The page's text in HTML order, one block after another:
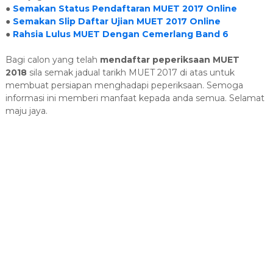
● Semakan Status Pendaftaran MUET 2017 Online
● Semakan Slip Daftar Ujian MUET 2017 Online
● Rahsia Lulus MUET Dengan Cemerlang Band 6
Bagi calon yang telah mendaftar peperiksaan MUET
2018sila semak jadual tarikh MUET 2017 di atas untuk
membuat persiapan menghadapi peperiksaan. Semoga
informasi ini memberi manfaat kepada anda semua. Selamat
maju jaya.